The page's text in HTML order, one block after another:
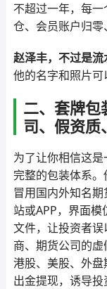
不超过一年，每
仓、会员账户归零
赵泽丰，不过是
他的名字和照片可
二、套牌包
司、假资质
为了让你相信这
完整的包装体系
冒用国内外知名
站或APP，界面
文件，让投资者
商、期货公司的
港股、美股、外
出金提现，诱导